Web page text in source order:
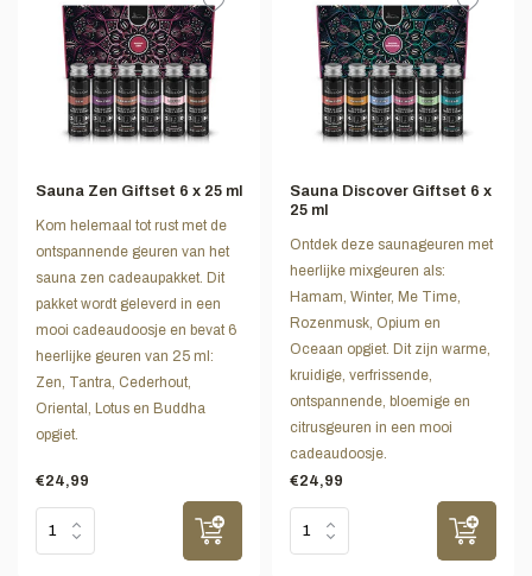
Sauna Zen Giftset 6 x 25 ml
Kom helemaal tot rust met de
ontspannende geuren van het
sauna zen cadeaupakket. Dit
pakket wordt geleverd in een
mooi cadeaudoosje en bevat 6
heerlijke geuren van 25 ml:
Zen, Tantra, Cederhout,
Oriental, Lotus en Buddha
opgiet.
€24,99
Sauna Discover Giftset 6 x
25 ml
Ontdek deze saunageuren met
heerlijke mixgeuren als:
Hamam, Winter, Me Time,
Rozenmusk, Opium en
Oceaan opgiet. Dit zijn warme,
kruidige, verfrissende,
ontspannende, bloemige en
citrusgeuren in een mooi
cadeaudoosje.
€24,99